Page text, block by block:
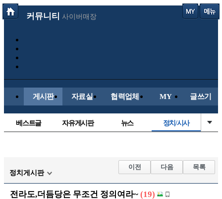
커뮤니티 사이버매장
게시판 자료실 협력업체 MY 글쓰기
베스트글 자유게시판 뉴스 정치/시사
해외축구
국내축구
정치게시판
이전 다음 목록
전라도,더듬당은 무조건 정의여라~ (19)